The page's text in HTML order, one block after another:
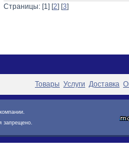
Страницы: [1] [2] [3]
Товары Услуги Доставка
запрещено.